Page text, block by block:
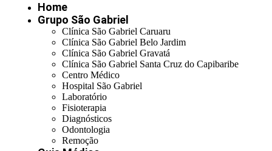
Home
Grupo São Gabriel
Clínica São Gabriel Caruaru
Clínica São Gabriel Belo Jardim
Clínica São Gabriel Gravatá
Clínica São Gabriel Santa Cruz do Capibaribe
Centro Médico
Hospital São Gabriel
Laboratório
Fisioterapia
Diagnósticos
Odontologia
Remoção